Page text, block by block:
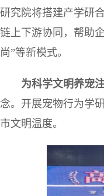
研究院将搭建产学研
链上下游协同，帮助
尚”等新模式。
为科学文明养宠
念。开展宠物行为学
市文明温度。